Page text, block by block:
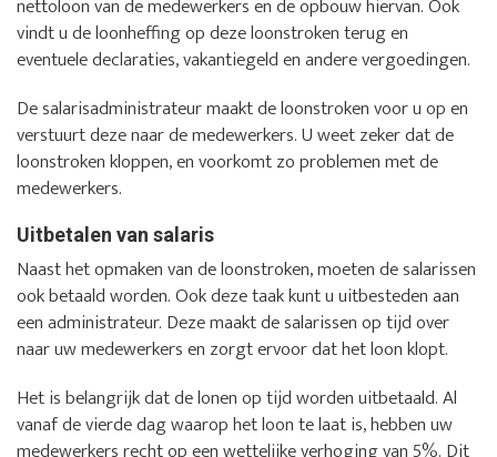
nettoloon van de medewerkers en de opbouw hiervan. Ook
vindt u de loonheffing op deze loonstroken terug en
eventuele declaraties, vakantiegeld en andere vergoedingen.
De salarisadministrateur maakt de loonstroken voor u op en
verstuurt deze naar de medewerkers. U weet zeker dat de
loonstroken kloppen, en voorkomt zo problemen met de
medewerkers.
Uitbetalen van salaris
Naast het opmaken van de loonstroken, moeten de salarissen
ook betaald worden. Ook deze taak kunt u uitbesteden aan
een administrateur. Deze maakt de salarissen op tijd over
naar uw medewerkers en zorgt ervoor dat het loon klopt.
Het is belangrijk dat de lonen op tijd worden uitbetaald. Al
vanaf de vierde dag waarop het loon te laat is, hebben uw